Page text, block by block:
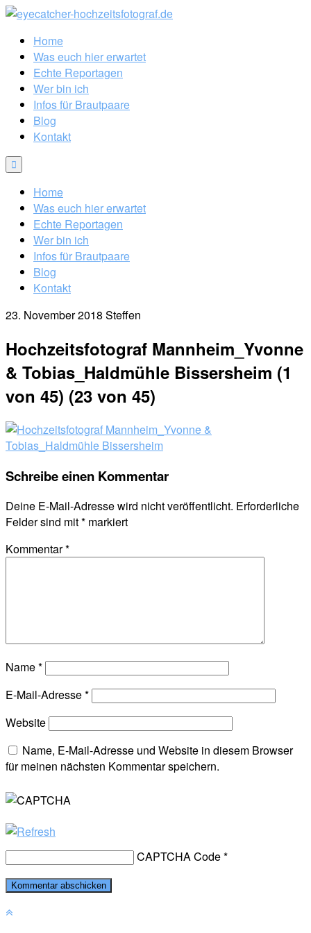
Home
Was euch hier erwartet
Echte Reportagen
Wer bin ich
Infos für Brautpaare
Blog
Kontakt
Home
Was euch hier erwartet
Echte Reportagen
Wer bin ich
Infos für Brautpaare
Blog
Kontakt
23. November 2018 Steffen
Hochzeitsfotograf Mannheim_Yvonne
& Tobias_Haldmühle Bissersheim (1
von 45) (23 von 45)
Schreibe einen Kommentar
Deine E-Mail-Adresse wird nicht veröffentlicht. Erforderliche
Felder sind mit* markiert
Kommentar*
Name*
E-Mail-Adresse*
Website
Name, E-Mail-Adresse und Website in diesem Browser
für meinen nächsten Kommentar speichern.
CAPTCHA Code*